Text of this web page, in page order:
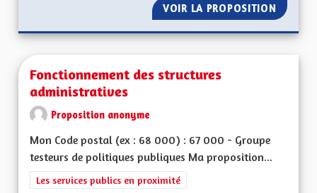
VOIR LA PROPOSITION
Fonctionnement des structures
administratives
Proposition anonyme
Mon Code postal (ex : 68 000) : 67 000 - Groupe
testeurs de politiques publiques Ma proposition...
Filtrer les résultats de la catégorie : Les services publics en
Les services publics en proximité